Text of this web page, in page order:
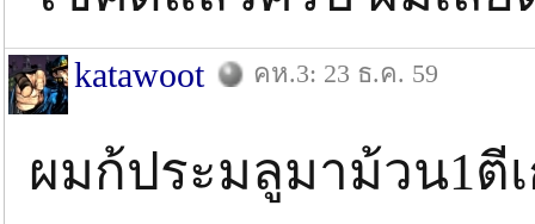
katawoot คห.3: 23 ธ.ค. 59
ผมก้ประมลูมาม้วน1ตี